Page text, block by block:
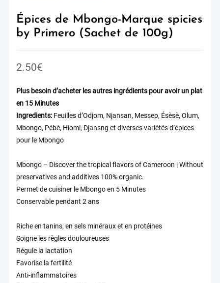
Épices de Mbongo-Marque spicies
by Primero (Sachet de 100g)
2.50€
Plus besoin d’acheter les autres ingrédients pour avoir un plat
en 15 Minutes
Ingredients: Feuilles d’Odjom, Njansan, Messep, Ésèsè, Olum,
Mbongo, Pébè, Hiomi, Djansng et diverses variétés d’épices
pour le Mbongo
Mbongo – Discover the tropical flavors of Cameroon | Without
preservatives and additives 100% organic.
Permet de cuisiner le Mbongo en 5 Minutes
Conservable pendant 2 ans
Riche en tanins, en sels minéraux et en protéines
Soigne les règles douloureuses
Régule la lactation
Favorise la fertilité
Anti-inflammatoires